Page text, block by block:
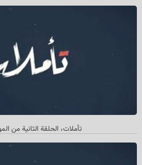
تأملات، الحلقة الثانیة من